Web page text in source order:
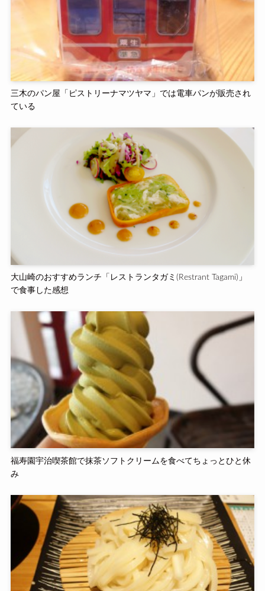
三木のパン屋「ピストリーナマツヤマ」では電車パンが販売され
ている
大山崎のおすすめランチ「レストランタガミ(Restrant Tagami)」
で食事した感想
福寿園宇治喫茶館で抹茶ソフトクリームを食べてちょっとひと休
み